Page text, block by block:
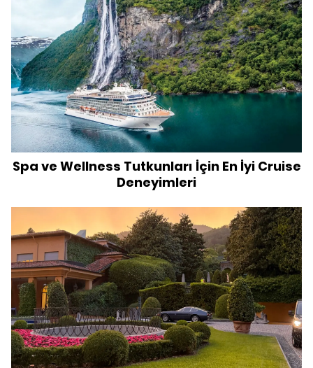
Spa ve Wellness Tutkunları İçin En İyi Cruise
Deneyimleri